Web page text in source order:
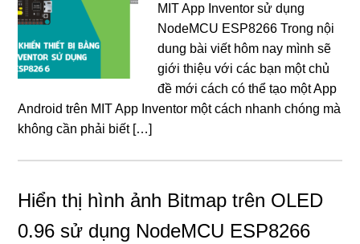
MIT App Inventor sử dụng
NodeMCU ESP8266 Trong nội
dung bài viết hôm nay mình sẽ
giới thiệu với các bạn một chủ
đề mới cách có thể tạo một App
Android trên MIT App Inventor một cách nhanh chóng mà
không cần phải biết […]
Hiển thị hình ảnh Bitmap trên OLED
0.96 sử dụng NodeMCU ESP8266